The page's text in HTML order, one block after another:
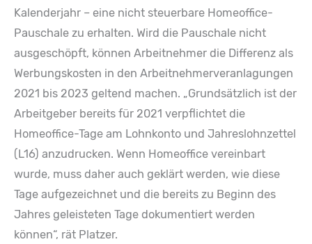
Kalenderjahr – eine nicht steuerbare Homeoffice-
Pauschale zu erhalten. Wird die Pauschale nicht
ausgeschöpft, können Arbeitnehmer die Differenz als
Werbungskosten in den Arbeitnehmerveranlagungen
2021 bis 2023 geltend machen. „Grundsätzlich ist der
Arbeitgeber bereits für 2021 verpflichtet die
Homeoffice-Tage am Lohnkonto und Jahreslohnzettel
(L16) anzudrucken. Wenn Homeoffice vereinbart
wurde, muss daher auch geklärt werden, wie diese
Tage aufgezeichnet und die bereits zu Beginn des
Jahres geleisteten Tage dokumentiert werden
können“, rät Platzer.